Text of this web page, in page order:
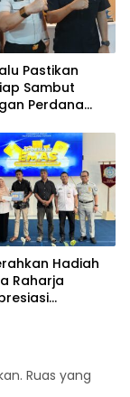
Pastikan
Sambut
Perdana
Hadiah
Raharja
Ruas yang